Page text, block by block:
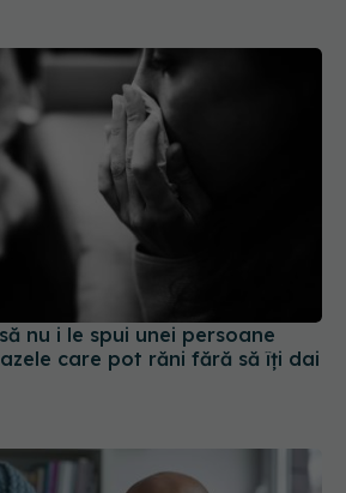
nu i le spui unei persoane
care pot răni fără să îți dai